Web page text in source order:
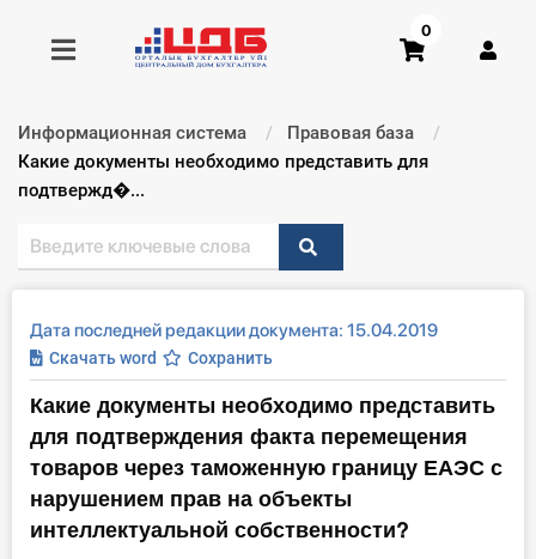
Получить консультацию
Главная ИС
Формы
Консультации
Правовая база
Библиотека бухгалтера
0
Информационная система
Правовая база
Текущий:
Какие документы необходимо представить для
подтвержд�...
Дата последней редакции документа: 15.04.2019
Скачать word Сохранить
Какие документы необходимо представить
для подтверждения факта перемещения
товаров через таможенную границу ЕАЭС с
нарушением прав на объекты
интеллектуальной собственности?